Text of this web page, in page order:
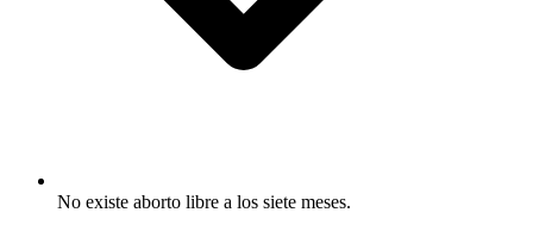
No existe aborto libre a los siete meses.